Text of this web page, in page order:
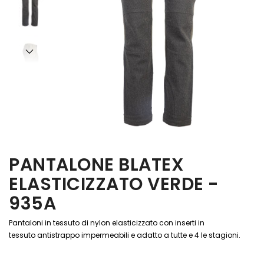
PANTALONE BLATEX
ELASTICIZZATO VERDE -
935A
Pantaloni in tessuto di nylon elasticizzato con inserti in
tessuto antistrappo impermeabili e adatto a tutte e 4 le stagioni.